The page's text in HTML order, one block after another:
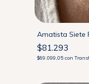
Amatista Siete
$81.293
$69.099,05 con